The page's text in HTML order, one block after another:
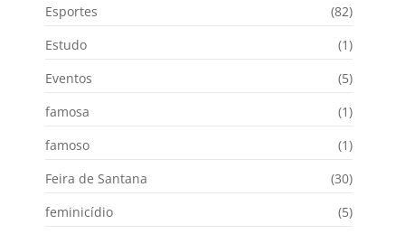
Esportes
(82)
Estudo
(1)
Eventos
(5)
famosa
(1)
famoso
(1)
Feira de Santana
(30)
feminicídio
(5)